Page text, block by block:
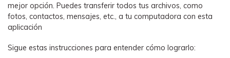
mejor opción. Puedes transferir todos tus archivos, como
fotos, contactos, mensajes, etc., a tu computadora con esta
aplicación
Sigue estas instrucciones para entender cómo lograrlo: